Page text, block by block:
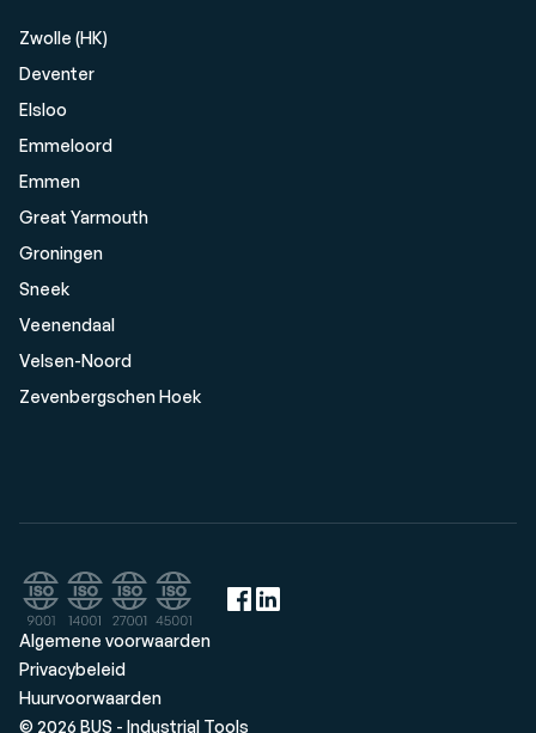
Zwolle (HK)
Deventer
Elsloo
Emmeloord
Emmen
Great Yarmouth
Groningen
Sneek
Veenendaal
Velsen-Noord
Zevenbergschen Hoek
Algemene voorwaarden
Privacybeleid
Huurvoorwaarden
© 2026 BUS - Industrial Tools